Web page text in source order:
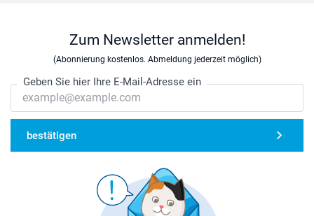
Zum Newsletter anmelden!
(Abonnierung kostenlos. Abmeldung jederzeit möglich)
Geben Sie hier Ihre E-Mail-Adresse ein
bestätigen